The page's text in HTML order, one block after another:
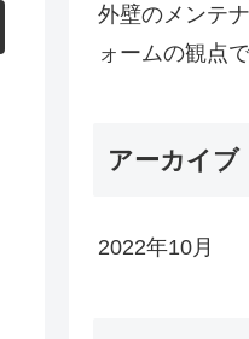
外壁のメンテ
ォームの観点
アーカイブ
2022年10月